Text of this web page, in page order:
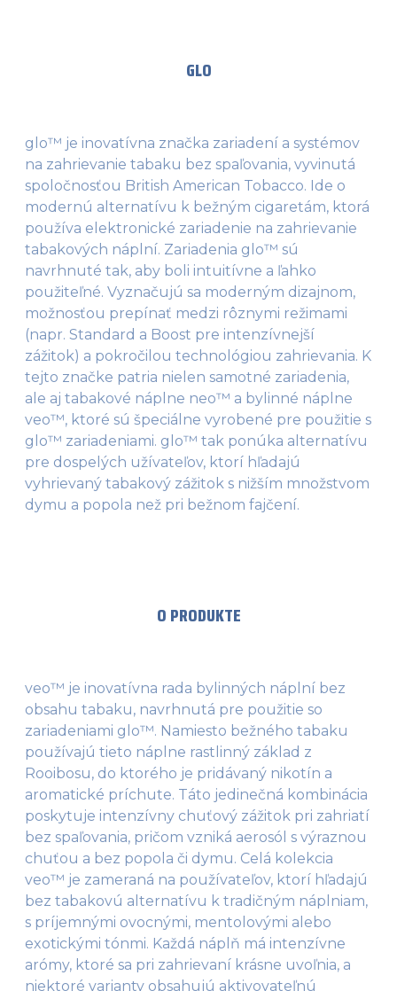
GLO
glo™ je inovatívna značka zariadení a systémov
na zahrievanie tabaku bez spaľovania, vyvinutá
spoločnosťou British American Tobacco. Ide o
modernú alternatívu k bežným cigaretám, ktorá
používa elektronické zariadenie na zahrievanie
tabakových náplní. Zariadenia glo™ sú
navrhnuté tak, aby boli intuitívne a ľahko
použiteľné. Vyznačujú sa moderným dizajnom,
možnosťou prepínať medzi rôznymi režimami
(napr. Standard a Boost pre intenzívnejší
zážitok) a pokročilou technológiou zahrievania. K
tejto značke patria nielen samotné zariadenia,
ale aj tabakové náplne neo™ a bylinné náplne
veo™, ktoré sú špeciálne vyrobené pre použitie s
glo™ zariadeniami. glo™ tak ponúka alternatívu
pre dospelých užívateľov, ktorí hľadajú
vyhrievaný tabakový zážitok s nižším množstvom
dymu a popola než pri bežnom fajčení.
O PRODUKTE
veo™ je inovatívna rada bylinných náplní bez
obsahu tabaku, navrhnutá pre použitie so
zariadeniami glo™. Namiesto bežného tabaku
používajú tieto náplne rastlinný základ z
Rooibosu, do ktorého je pridávaný nikotín a
aromatické príchute. Táto jedinečná kombinácia
poskytuje intenzívny chuťový zážitok pri zahriatí
bez spaľovania, pričom vzniká aerosól s výraznou
chuťou a bez popola či dymu. Celá kolekcia
veo™ je zameraná na používateľov, ktorí hľadajú
bez tabakovú alternatívu k tradičným náplniam,
s príjemnými ovocnými, mentolovými alebo
exotickými tónmi. Každá náplň má intenzívne
arómy, ktoré sa pri zahrievaní krásne uvoľnia, a
niektoré varianty obsahujú aktivovateľnú